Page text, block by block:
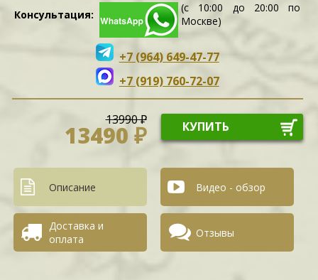
Консультация:
(с 10:00 до 20:00 по
Москве)
+7 (964) 649-47-77
+7 (919) 760-72-07
13990 ₽
13490 ₽ КУПИТЬ
Описание Видео - обзор
Доставка и
оплата
Отзывы